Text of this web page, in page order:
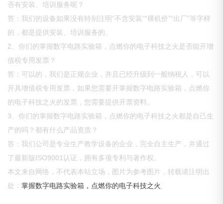
否有安装、培训服务呢？
答：我们的设备如果没有特别注明“不含安装”“裸机价”“出厂”等字样
的，都是提供安装、培训服务的。
2、你们的掌握数字电路实验箱，点燃你的电子科技之火是否能开增
值税专用发票？
答：可以的，我们是正规企业，并且已经升级到一般纳税人，可以
开具增值税专用发票，如果您需要开掌握数字电路实验箱，点燃你
的电子科技之火的发票，您需要提供开票资料。
3、你们的掌握数字电路实验箱，点燃你的电子科技之火都是自己生
产的吗？都有什么产品资质？
答：我们公司是专业生产教学设备的企业，完全自主生产，并通过
了最新版ISO9001认证，拥有多项专利与著作权。
本文来自网络，不代表本站立场，图片为参考图片，转载请注明出
处：掌握数字电路实验箱，点燃你的电子科技之火